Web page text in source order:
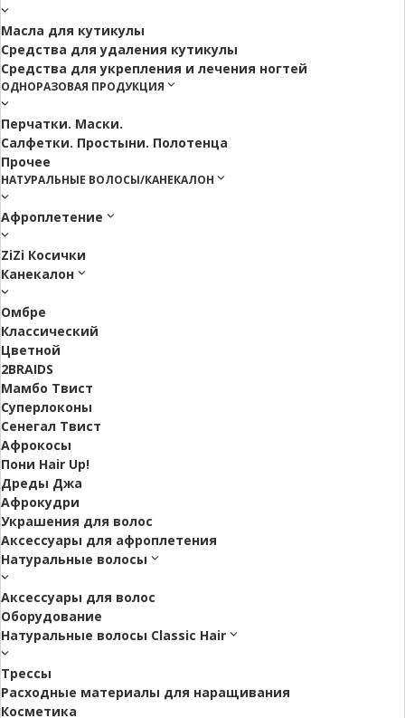
Масла для кутикулы
Средства для удаления кутикулы
Средства для укрепления и лечения ногтей
ОДНОРАЗОВАЯ ПРОДУКЦИЯ
Перчатки. Маски.
Салфетки. Простыни. Полотенца
Прочее
НАТУРАЛЬНЫЕ ВОЛОСЫ/КАНЕКАЛОН
Афроплетение
ZiZi Косички
Канекалон
Омбре
Классический
Цветной
2BRAIDS
Мамбо Твист
Суперлоконы
Сенегал Твист
Афрокосы
Пони Hair Up!
Дреды Джа
Афрокудри
Украшения для волос
Аксессуары для афроплетения
Натуральные волосы
Аксессуары для волос
Оборудование
Натуральные волосы Classic Hair
Трессы
Расходные материалы для наращивания
Косметика